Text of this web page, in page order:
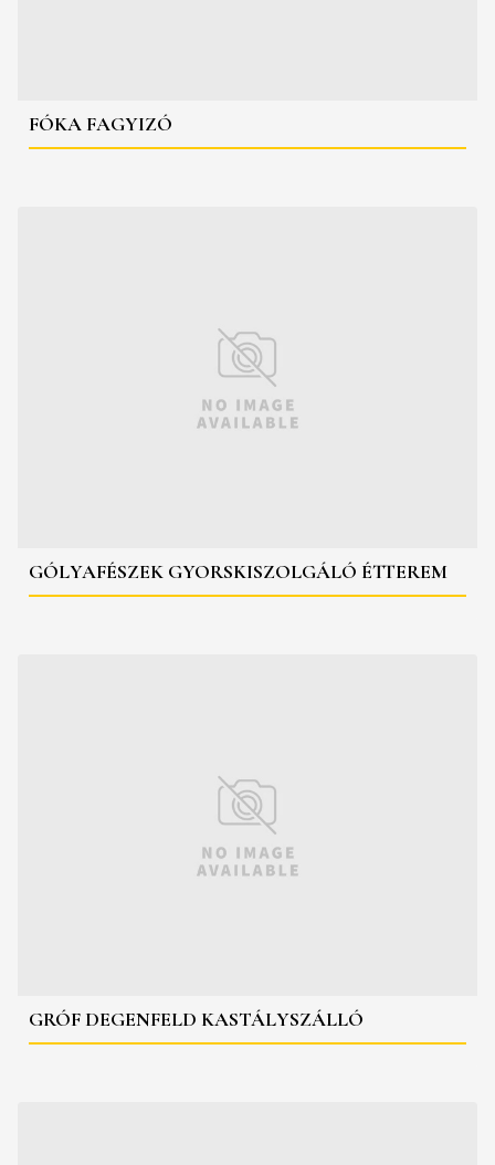
FÓKA FAGYIZÓ
GÓLYAFÉSZEK GYORSKISZOLGÁLÓ ÉTTEREM
GRÓF DEGENFELD KASTÁLYSZÁLLÓ